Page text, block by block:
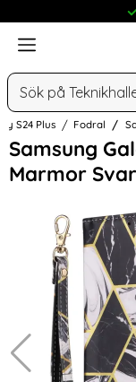
Meny
Sök
S24 Plus Fodral
Samsung
Marmor
Hoppa
över
Bilder